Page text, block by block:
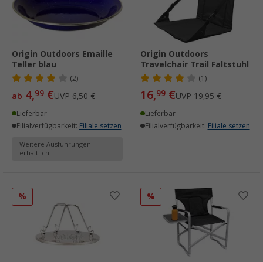
Origin Outdoors Emaille
Teller blau
(2)
ab 4,99 €UVP 6,50 €
Lieferbar
Filialverfügbarkeit: Filiale setzen
Weitere Ausführungen
erhältlich
Origin Outdoors
Travelchair Trail Faltstuhl
(1)
16,99 €UVP 19,95 €
Lieferbar
Filialverfügbarkeit: Filiale setzen
% %